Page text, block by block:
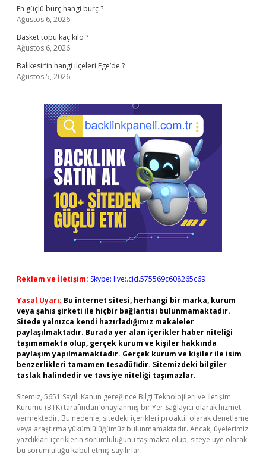
En güçlü burç hangi burç ?
Ağustos 6, 2026
Basket topu kaç kilo ?
Ağustos 6, 2026
Balıkesir’in hangi ilçeleri Ege’de ?
Ağustos 5, 2026
Reklam ve İletişim: Skype: live:.cid.575569c608265c69
Yasal Uyarı: Bu internet sitesi, herhangi bir marka, kurum
veya şahıs şirketi ile hiçbir bağlantısı bulunmamaktadır.
Sitede yalnızca kendi hazırladığımız makaleler
paylaşılmaktadır. Burada yer alan içerikler haber niteliği
taşımamakta olup, gerçek kurum ve kişiler hakkında
paylaşım yapılmamaktadır. Gerçek kurum ve kişiler ile isim
benzerlikleri tamamen tesadüfidir. Sitemizdeki bilgiler
taslak halindedir ve tavsiye niteliği taşımazlar.
Sitemiz, 5651 Sayılı Kanun gereğince Bilgi Teknolojileri ve İletişim
Kurumu (BTK) tarafından onaylanmış bir Yer Sağlayıcı olarak hizmet
vermektedir. Bu nedenle, sitedeki içerikleri proaktif olarak denetleme
veya araştırma yükümlülüğümüz bulunmamaktadır. Ancak, üyelerimiz
yazdıkları içeriklerin sorumluluğunu taşımakta olup, siteye üye olarak
bu sorumluluğu kabul etmiş sayılırlar.